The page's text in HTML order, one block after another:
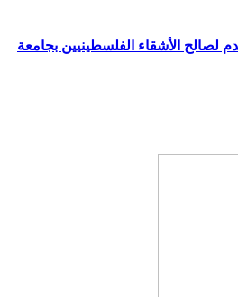
لصالح الأشقاء الفلسطينيين بجامعة